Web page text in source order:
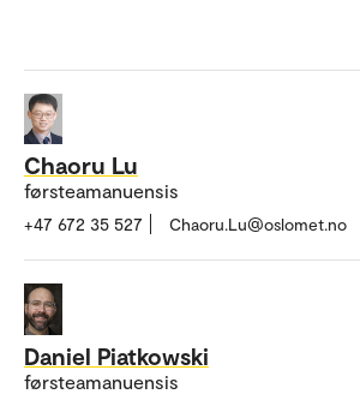
Chaoru Lu
førsteamanuensis
+47 672 35 527 Chaoru.Lu@oslomet.no
Daniel Piatkowski
førsteamanuensis